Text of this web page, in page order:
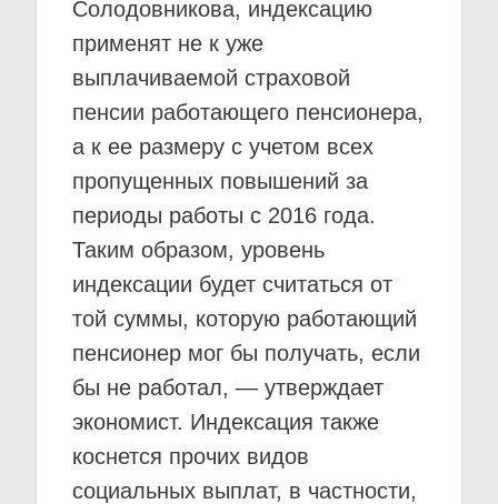
Солодовникова, индексацию
применят не к уже
выплачиваемой страховой
пенсии работающего пенсионера,
а к ее размеру с учетом всех
пропущенных повышений за
периоды работы с 2016 года.
Таким образом, уровень
индексации будет считаться от
той суммы, которую работающий
пенсионер мог бы получать, если
бы не работал, — утверждает
экономист. Индексация также
коснется прочих видов
социальных выплат, в частности,